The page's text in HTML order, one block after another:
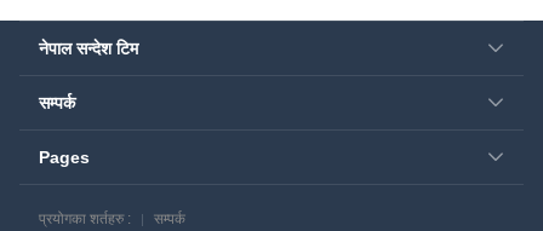
नेपाल सन्देश टिम
सम्पर्क
Pages
प्रयोगका शर्तहरु : सम्पर्क